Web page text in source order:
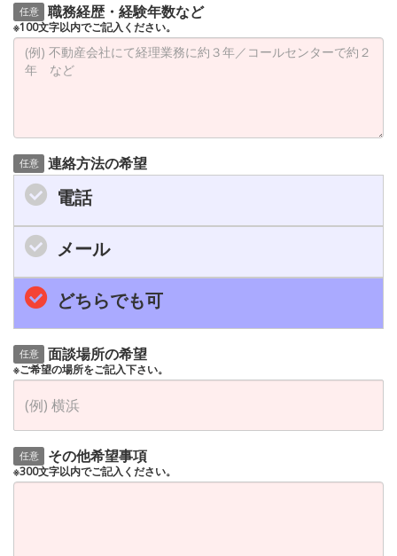
任意 職務経歴・経験年数など
※100文字以内でご記入ください。
任意 連絡方法の希望
電話
メール
どちらでも可
任意 面談場所の希望
※ご希望の場所をご記入下さい。
任意 その他希望事項
※300文字以内でご記入ください。